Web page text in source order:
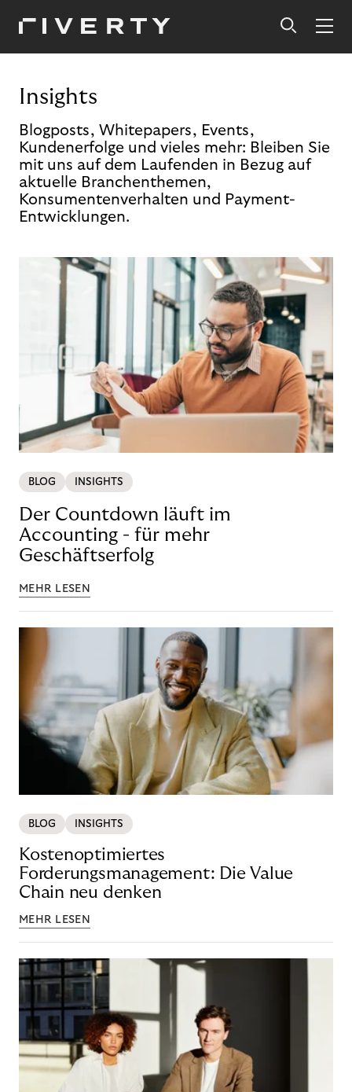
Insights
Blogposts, Whitepapers, Events,
Kundenerfolge und vieles mehr: Bleiben Sie
mit uns auf dem Laufenden in Bezug auf
aktuelle Branchenthemen,
Konsumentenverhalten und Payment-
Entwicklungen.
BLOG INSIGHTS
Der Countdown läuft im
Accounting - für mehr
Geschäftserfolg
MEHR LESEN
BLOG INSIGHTS
Kostenoptimiertes
Forderungsmanagement: Die Value
Chain neu denken
MEHR LESEN